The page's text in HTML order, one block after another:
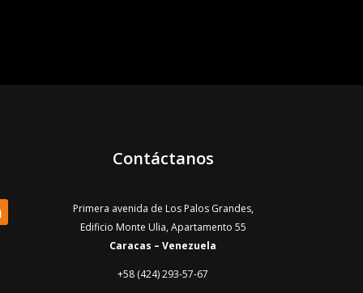
Contáctanos
Primera avenida de Los Palos Grandes,
Edificio Monte Ulia, Apartamento 55
Caracas – Venezuela
+58 (424) 293-57-67